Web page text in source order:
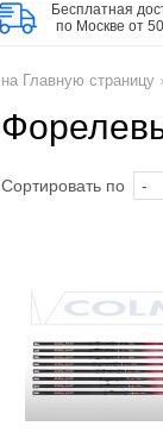
Бесплатная
по Москве от
на Главную страницу
Сортировать по